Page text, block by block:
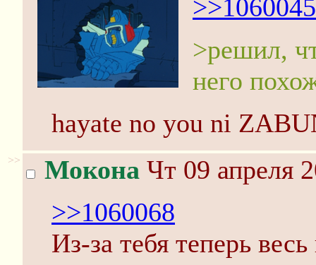
>>1060045
>решил,
него
hayate no you ni
>> Мокона Чт 09 апреля
>>1060068
Из-за тебя теперь